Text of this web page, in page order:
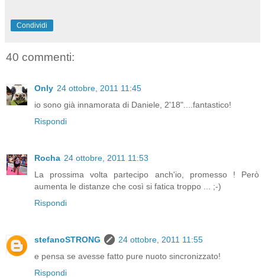
Condividi
40 commenti:
Only 24 ottobre, 2011 11:45
io sono già innamorata di Daniele, 2'18"....fantastico!
Rispondi
Rocha 24 ottobre, 2011 11:53
La prossima volta partecipo anch'io, promesso ! Però
aumenta le distanze che così si fatica troppo ... ;-)
Rispondi
stefanoSTRONG
24 ottobre, 2011 11:55
e pensa se avesse fatto pure nuoto sincronizzato!
Rispondi